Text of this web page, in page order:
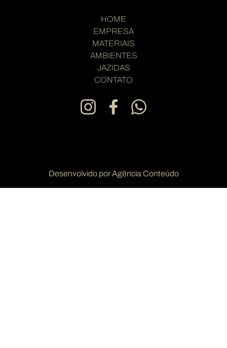
HOME
EMPRESA
MATERIAIS
AMBIENTES
JAZIDAS
CONTATO
Desenvolvido por Agência Conteúdo